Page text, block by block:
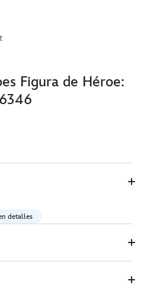
Figura de Héroe:
detalles